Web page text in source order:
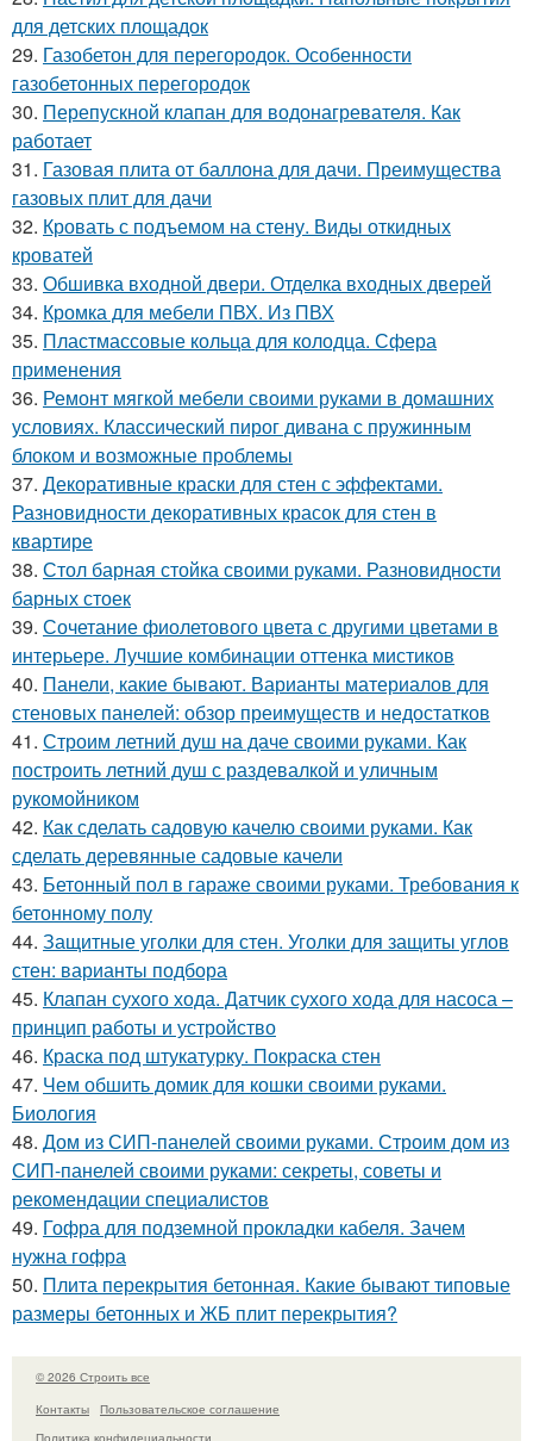
для детских площадок
29. Газобетон для перегородок. Особенности
газобетонных перегородок
30. Перепускной клапан для водонагревателя. Как
работает
31. Газовая плита от баллона для дачи. Преимущества
газовых плит для дачи
32. Кровать с подъемом на стену. Виды откидных
кроватей
33. Обшивка входной двери. Отделка входных дверей
34. Кромка для мебели ПВХ. Из ПВХ
35. Пластмассовые кольца для колодца. Сфера
применения
36. Ремонт мягкой мебели своими руками в домашних
условиях. Классический пирог дивана с пружинным
блоком и возможные проблемы
37. Декоративные краски для стен с эффектами.
Разновидности декоративных красок для стен в
квартире
38. Стол барная стойка своими руками. Разновидности
барных стоек
39. Сочетание фиолетового цвета с другими цветами в
интерьере. Лучшие комбинации оттенка мистиков
40. Панели, какие бывают. Варианты материалов для
стеновых панелей: обзор преимуществ и недостатков
41. Строим летний душ на даче своими руками. Как
построить летний душ с раздевалкой и уличным
рукомойником
42. Как сделать садовую качелю своими руками. Как
сделать деревянные садовые качели
43. Бетонный пол в гараже своими руками. Требования к
бетонному полу
44. Защитные уголки для стен. Уголки для защиты углов
стен: варианты подбора
45. Клапан сухого хода. Датчик сухого хода для насоса –
принцип работы и устройство
46. Краска под штукатурку. Покраска стен
47. Чем обшить домик для кошки своими руками.
Биология
48. Дом из СИП-панелей своими руками. Строим дом из
СИП-панелей своими руками: секреты, советы и
рекомендации специалистов
49. Гофра для подземной прокладки кабеля. Зачем
нужна гофра
50. Плита перекрытия бетонная. Какие бывают типовые
размеры бетонных и ЖБ плит перекрытия?
© 2026 Строить все
Контакты
Пользовательское соглашение
Политика конфидециальности